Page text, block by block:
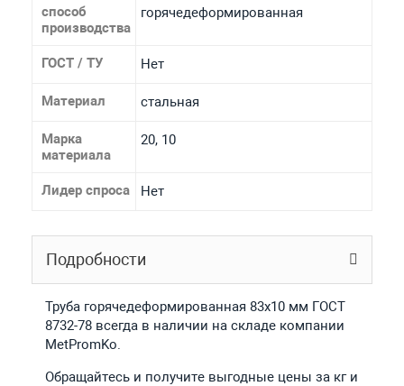
способ
производства
горячедеформированная
ГОСТ / ТУ Нет
Материал стальная
Марка
материала
20, 10
Лидер спроса Нет
Подробности
Труба горячедеформированная 83х10 мм ГОСТ
8732-78 всегда в наличии на складе компании
MetPromKo.
Обращайтесь и получите выгодные цены за кг и